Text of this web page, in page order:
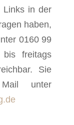
Links in der
haben,
0160 99
freitags
Sie
unter